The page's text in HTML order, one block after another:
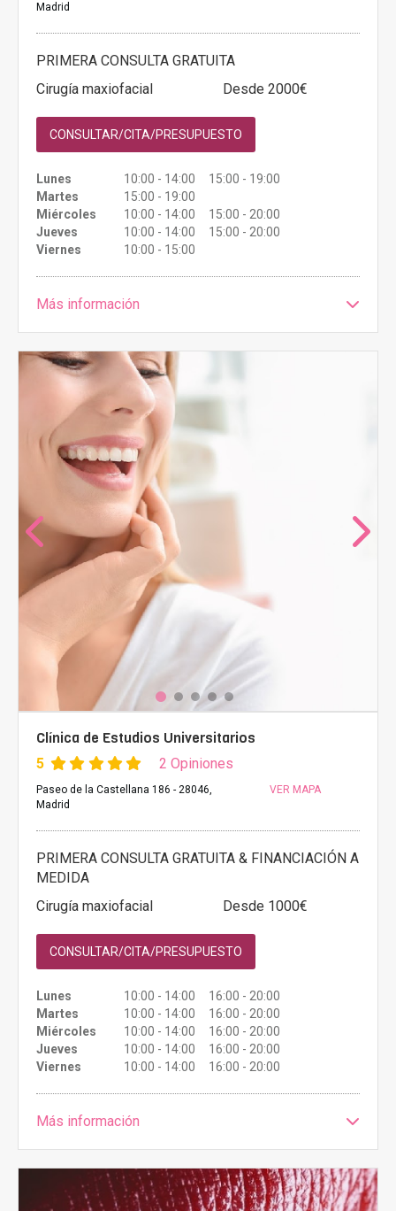
Madrid
PRIMERA CONSULTA GRATUITA
Cirugía maxiofacial
Desde 2000€
CONSULTAR/CITA/PRESUPUESTO
Lunes
10:00 - 14:00 15:00 - 19:00
Martes
15:00 - 19:00
Miércoles
10:00 - 14:00 15:00 - 20:00
Jueves
10:00 - 14:00 15:00 - 20:00
Viernes
10:00 - 15:00
Más información
Clínica de Estudios Universitarios
5 2 Opiniones
Paseo de la Castellana 186 - 28046,
Madrid
VER MAPA
PRIMERA CONSULTA GRATUITA & FINANCIACIÓN A
MEDIDA
Cirugía maxiofacial
Desde 1000€
CONSULTAR/CITA/PRESUPUESTO
Lunes
10:00 - 14:00 16:00 - 20:00
Martes
10:00 - 14:00 16:00 - 20:00
Miércoles
10:00 - 14:00 16:00 - 20:00
Jueves
10:00 - 14:00 16:00 - 20:00
Viernes
10:00 - 14:00 16:00 - 20:00
Más información